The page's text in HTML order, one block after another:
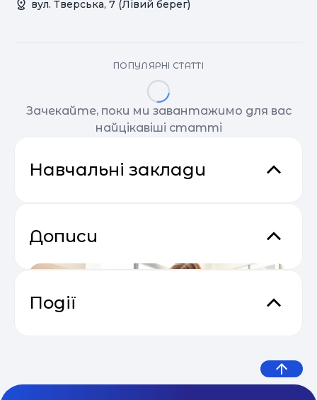
вул. Тверська, 7 (Лівий берег)
ПОПУЛЯРНІ СТАТТІ
Зачекайте, поки ми завантажимо для вас
найцікавіші статті
Навчальні заклади
Дописи
Події